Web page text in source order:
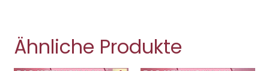
Ähnliche Produkte